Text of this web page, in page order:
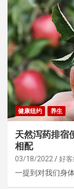
健康纽约 养生
天然泻药排宿
相配
03/18/2022 好
一提到对我们身